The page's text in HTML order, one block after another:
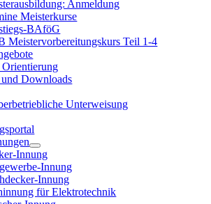
Anmeldung
Meisterkurse
BAföG
Meistervorbereitungskurs Teil 1-4
Downloads
Unterweisung
Innung
Innung
Innung
für Elektrotechnik